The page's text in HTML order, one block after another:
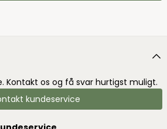
Kontakt os og få svar hurtigst muligt.
kundeservice